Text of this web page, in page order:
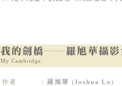
My Cambridge
作者 ： 羅旭華 (Joshua Lo )